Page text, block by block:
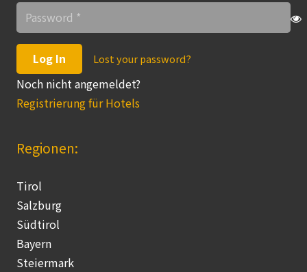
Log In Lost your password?
Noch nicht angemeldet?
Registrierung für Hotels
Regionen:
Tirol
Salzburg
Südtirol
Bayern
Steiermark